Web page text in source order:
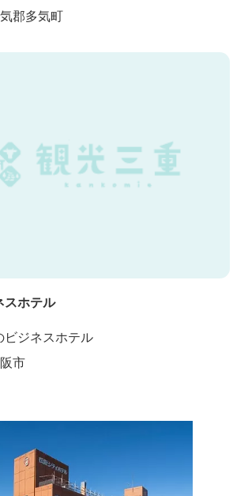
かな農園エリ
は、スペイン語で荘園の主の館を...
郡多気町
スホテル
ビジネスホテル
市